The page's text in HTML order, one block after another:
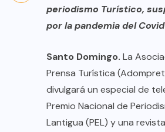
periodismo Turístico,
por la pandemia del
Santo Domingo. La
Prensa Turística
divulgará un especial de
Premio Nacional de
Lantigua (PEL) y una